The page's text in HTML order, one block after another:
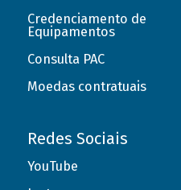
Credenciamento de
Equipamentos
Consulta PAC
Moedas contratuais
Redes Sociais
YouTube